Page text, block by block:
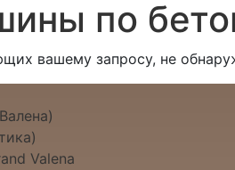
по
вашему запросу, не
Valena